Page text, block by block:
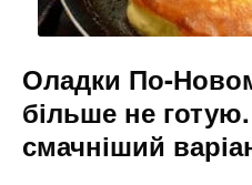
Оладки По-
більше не
смачніший